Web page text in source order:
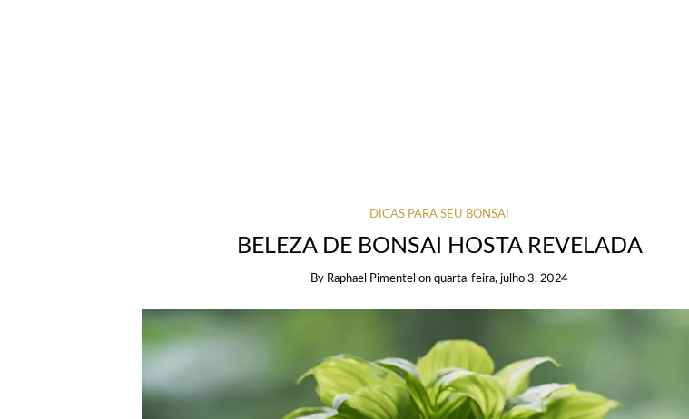
DICAS PARA SEU BONSAI
BELEZA DE BONSAI HOSTA REVELADA
By Raphael Pimentel onquarta-feira, julho 3, 2024